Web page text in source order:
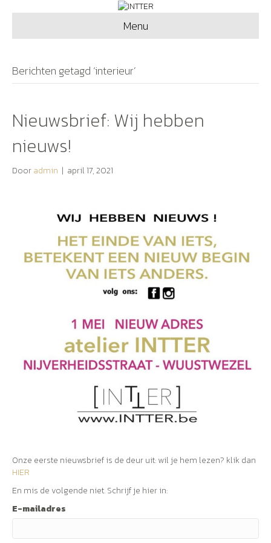
Menu
Berichten getagd ‘interieur’
Nieuwsbrief: Wij hebben
nieuws!
Dooradmin | april 17, 2021
Onze eerste nieuwsbrief is de deur uit: wil je hem lezen? klik dan
HIER
En mis de volgende niet. Schrijf je hier in:
E-mailadres